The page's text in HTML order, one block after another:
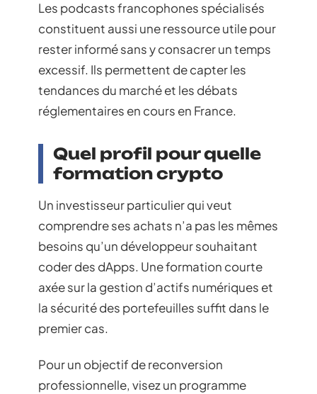
Les podcasts francophones spécialisés
constituent aussi une ressource utile pour
rester informé sans y consacrer un temps
excessif. Ils permettent de capter les
tendances du marché et les débats
réglementaires en cours en France.
Quel profil pour quelle
formation crypto
Un investisseur particulier qui veut
comprendre ses achats n’a pas les mêmes
besoins qu’un développeur souhaitant
coder des dApps. Une formation courte
axée sur la gestion d’actifs numériques et
la sécurité des portefeuilles suffit dans le
premier cas.
Pour un objectif de reconversion
professionnelle, visez un programme